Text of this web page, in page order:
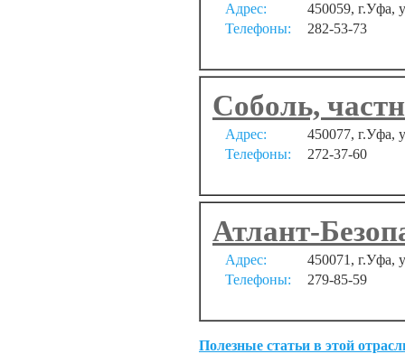
Адрес:
450059, г.Уфа,
Телефоны:
282-53-73
Соболь,
Адрес:
450077, г.Уфа,
Телефоны:
272-37-60
Атлант-
Адрес:
450071, г.Уфа,
Телефоны:
279-85-59
Полезные статьи в этой